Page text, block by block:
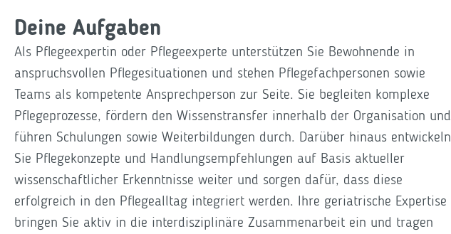
Deine Aufgaben
Als Pflegeexpertin oder Pflegeexperte unterstützen Sie Bewohnende in
anspruchsvollen Pflegesituationen und stehen Pflegefachpersonen sowie
Teams als kompetente Ansprechperson zur Seite. Sie begleiten komplexe
Pflegeprozesse, fördern den Wissenstransfer innerhalb der Organisation und
führen Schulungen sowie Weiterbildungen durch. Darüber hinaus entwickeln
Sie Pflegekonzepte und Handlungsempfehlungen auf Basis aktueller
wissenschaftlicher Erkenntnisse weiter und sorgen dafür, dass diese
erfolgreich in den Pflegealltag integriert werden. Ihre geriatrische Expertise
bringen Sie aktiv in die interdisziplinäre Zusammenarbeit ein und tragen